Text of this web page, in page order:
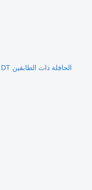
الحافلة ذات الطابقين Setra S 531 DT